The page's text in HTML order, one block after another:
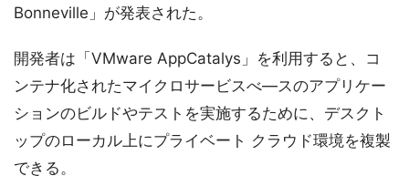
Bonneville」が発表された。
開発者は「VMware AppCatalys」を利用すると、コ
ンテナ化されたマイクロサービスべ―スのアプリケー
ションのビルドやテストを実施するために、デスクト
ップのローカル上にプライベート クラウド環境を複製
できる。